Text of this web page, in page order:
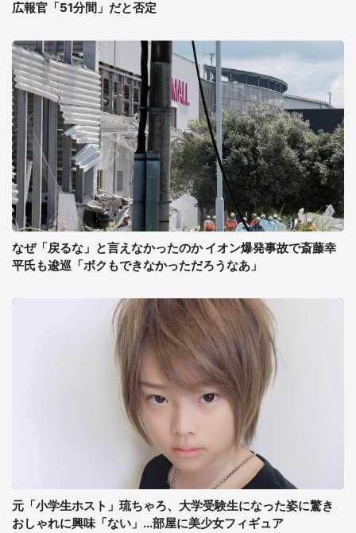
広報官「51分間」だと否定
なぜ「戻るな」と言えなかったのか イオン爆発事故で斎藤幸
平氏も逡巡「ボクもできなかっただろうなあ」
元「小学生ホスト」琉ちゃろ、大学受験生になった姿に驚き
おしゃれに興味「ない」...部屋に美少女フィギュア